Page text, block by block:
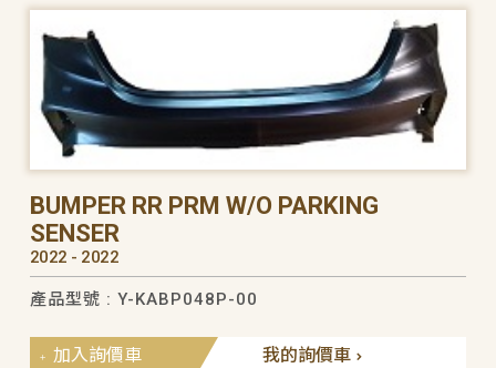
BUMPER RR PRM W/O PARKING
SENSER
2022 - 2022
產品型號 : Y-KABP048P-00
我的詢價車
加入詢價車